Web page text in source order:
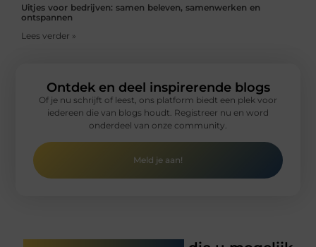
Uitjes voor bedrijven: samen beleven, samenwerken en
ontspannen
Lees verder »
Ontdek en deel inspirerende blogs
Of je nu schrijft of leest, ons platform biedt een plek voor
iedereen die van blogs houdt. Registreer nu en word
onderdeel van onze community.
Meld je aan!